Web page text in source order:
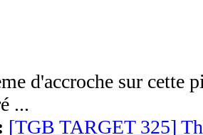
d'accroche sur cette
...
[TGB TARGET 325]